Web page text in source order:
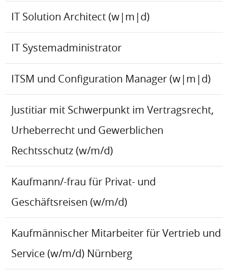
IT Solution Architect (w|m|d)
IT Systemadministrator
ITSM und Configuration Manager (w|m|d)
Justitiar mit Schwerpunkt im Vertragsrecht,
Urheberrecht und Gewerblichen
Rechtsschutz (w/m/d)
Kaufmann/-frau für Privat- und
Geschäftsreisen (w/m/d)
Kaufmännischer Mitarbeiter für Vertrieb und
Service (w/m/d) Nürnberg